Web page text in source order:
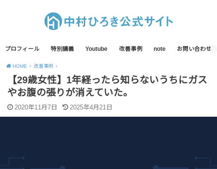
プロフィール 特別講義 Youtube 改善事例 note お問い合わせ
HOME 改善事例
【29歳女性】1年経ったら知らないうちにガス
やお腹の張りが消えていた。
2020年11月7日 2025年4月21日